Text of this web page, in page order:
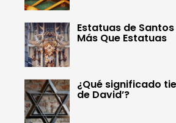
Estatuas de
Más Que Estatuas
¿Qué significado
de David’?